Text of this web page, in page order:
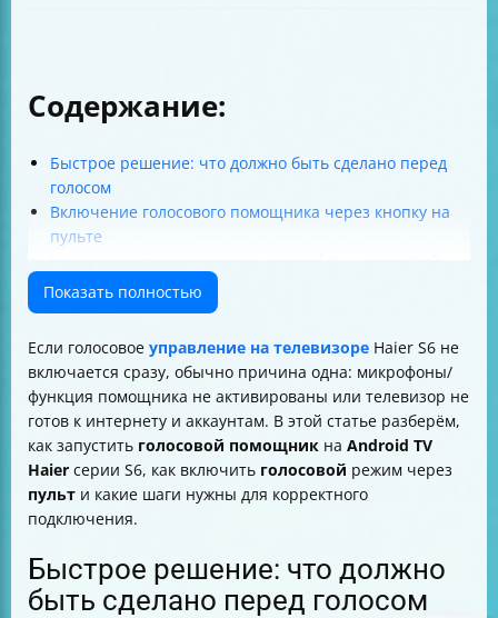
Содержание:
Быстрое решение: что должно быть сделано перед
голосом
Включение голосового помощника через кнопку на
пульте
функции
Подключение пульта Bluetooth к телевизору Haier S6
если голос “молчит”)
Как переключать режимы: быстрая загрузка и
ожидание (и почему это важно)
Настройка интернета (сеть) — без этого голос может
не работать
Таблица: что проверить, если голосовой помощник
Haier S6 не включается
Что касается модели Haier S6 и интерфейса
Показать полностью
Если голосовое управление на телевизоре Haier S6 не
включается сразу, обычно причина одна: микрофоны/
функция помощника не активированы или телевизор не
готов к интернету и аккаунтам. В этой статье разберём,
как запустить голосовой помощник на Android TV
Haier серии S6, как включить голосовой режим через
пульт и какие шаги нужны для корректного
подключения.
Быстрое решение: что должно
быть сделано перед голосом